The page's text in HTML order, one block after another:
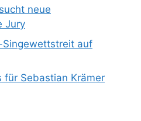
neue
Jury
Singewettstreit auf
für Sebastian Krämer